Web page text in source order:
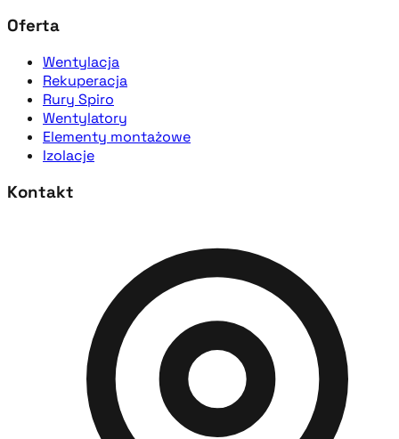
Oferta
Wentylacja
Rekuperacja
Rury Spiro
Wentylatory
Elementy montażowe
Izolacje
Kontakt